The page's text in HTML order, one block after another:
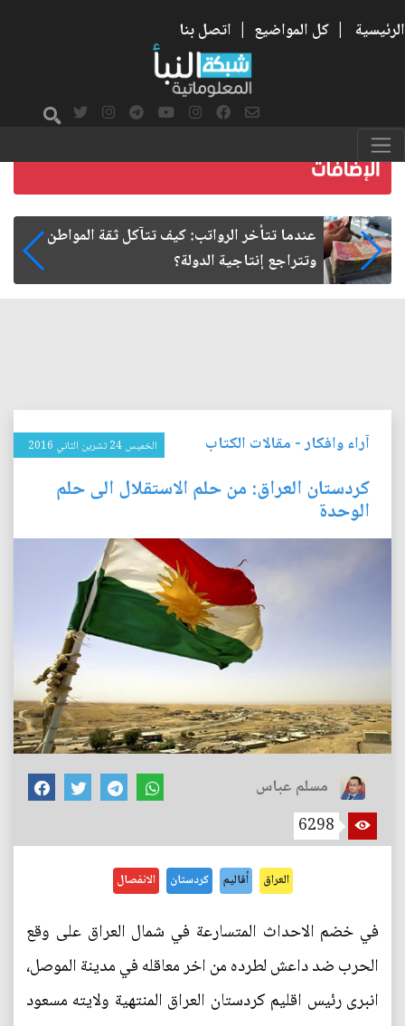
الرئيسية | كل المواضيع | اتصل بنا
صمت الطريق بعد الأربعين
آراء وافكار- مقالات الكتاب الخميس 24 تشرين الثاني 2016
كردستان العراق: من حلم الاستقلال الى حلم
الوحدة
مسلم عباس
6298
العراق أقاليم كردستان الانفصال
في خضم الاحداث المتسارعة في شمال العراق على وقع
الحرب ضد داعش لطرده من اخر معاقله في مدينة الموصل،
انبرى رئيس اقليم كردستان العراق المنتهية ولايته مسعود